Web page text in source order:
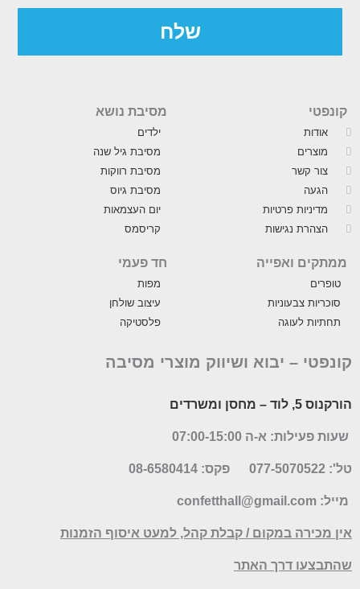
שלח
קונפטי
אודות
מוצרים
צור קשר
הגעה
מדיניות פרטיות
הצהרת נגישות
מסיבת נושא
ילדים
מסיבת גיל שנה
מסיבת רווקות
מסיבת גיוס
יום העצמאות
קריסמס
ממתקים ואפייה
טופרים
סוכריות צבעוניות
תחתיות לעוגה
חד פעמי
מפות
עיצוב שולחן
פלסטיקה
קונפטי – יבוא ושיווק מוצרי מסיבה
הורקנוס 5, לוד – מחסן ומשרדים
שעות פעילות: א-ה 07:00-15:00
טל': 077-5070522
מייל: confetthall@gmail.com
אין מכירה במקום / קבלת קהל, למעט איסוף הזמנות
שהתבצעו דרך האתר